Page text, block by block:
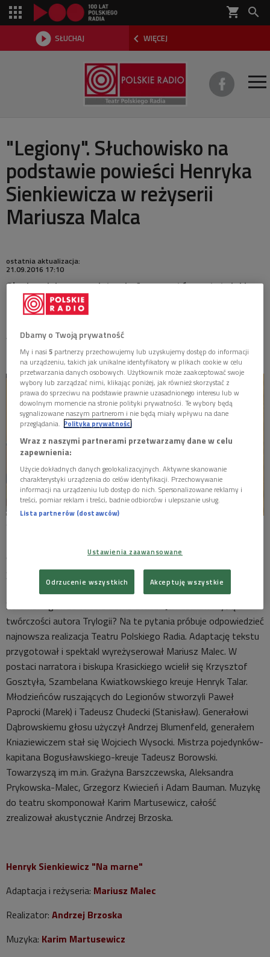
shopping_cart 
 SŁUCHAJ  WIĘCEJ

REPERTUAR
SŁUCHOWISKA
AKTUALNOŚCI
MISTRZOWIE
MATYSIAKOWIE
W JEZIORANACH
"Legiony". Słuchowisko na
podstawie powieści Henryka
Sienkiewicza w reżyserii
Mariusza Malca
ostatnia aktualizacja:
21.09.2016 17:10
Słuchowisko na podstawie fragmentów ostatniej i
mało znanej powieści historycznej Henryka
Sienkiewicza "Legiony" - publikowanej w odcinkach do
wojny światowej.
Tadeusz Borowski (Kapitan Bogusławski) i Aleksandra Prykowska
"Legiony” miały być odpowiedzią pisarza na "Popioły” Stefana
Żeromskiego. Czy zamysł się powiódł? Czy ten niedokończony
tekst Sienkiewicza ma moc konkurowania z dziełem
Żeromskiego? Co Witold Gombrowicz i Jan Lechoń myślą o
twórczości autora Trylogii? Na te pytania próbuje odpowiedzieć
najnowsza realizacja Teatru Polskiego Radia. Adaptację tekstu
przygotował i spektakl wyreżyserował Mariusz Malec. W
postaci narratora i biskupa Krasickiego wcielił się Krzysztof
Gosztyła, Szambelana Kwiatkowskiego kreuje Henryk Talar.
Młodzieńców ruszających do Legionów stworzyli Paweł
Paprocki (Marek) i Tadeusz Chudecki (Stanisław). Generałowi
Dąbrowskiemu głosu użyczył Andrzej Blumenfeld, generałem
Kniaziewiczem stał się Wojciech Wysocki. Mistrza pojedynków-
kapitana Bogusławskiego-kreuje Tadeusz Borowski.
Towarzyszą im m.in. Grażyna Barszczewska, Aleksandra
Prykowska-Malec, Grzegorz Kwiecień i Adam Bauman. Muzykę
do teatru skomponował Karim Martusewicz, całość
zrealizował akustycznie Andrzej Brzoska.
Henryk Sienkiewicz "Na marne"
Adaptacja i reżyseria: Mariusz Malec
Realizator: Andrzej Brzoska
Muzyka: Karim Martusewicz
Dbamy o Twoją prywatność
My i nasi5 partnerzy przechowujemy lub uzyskujemy dostęp do informacji
na urządzeniu, takich jak unikalne identyfikatory w plikach cookie w celu
przetwarzania danych osobowych. Użytkownik może zaakceptować swoje
wybory lub zarządzać nimi, klikając poniżej, jak również skorzystać z
prawa do sprzeciwu na podstawie prawnie uzasadnionego interesu lub w
dowolnym momencie na stronie polityki prywatności. Te wybory będą
sygnalizowane naszym partnerom i nie będą miały wpływu na dane
przeglądania. Polityka prywatności
Wraz z naszymi partnerami przetwarzamy dane w celu
zapewnienia:
Użycie dokładnych danych geolokalizacyjnych. Aktywne skanowanie
charakterystyki urządzenia do celów identyfikacji. Przechowywanie
informacji na urządzeniu lub dostęp do nich. Spersonalizowane reklamy i
treści, pomiar reklam i treści, badnie odbiorców i ulepszanie usług.
Lista partnerów (dostawców)
Ustawienia zaawansowane
Odrzucenie wszystkich Akceptuję wszystkie